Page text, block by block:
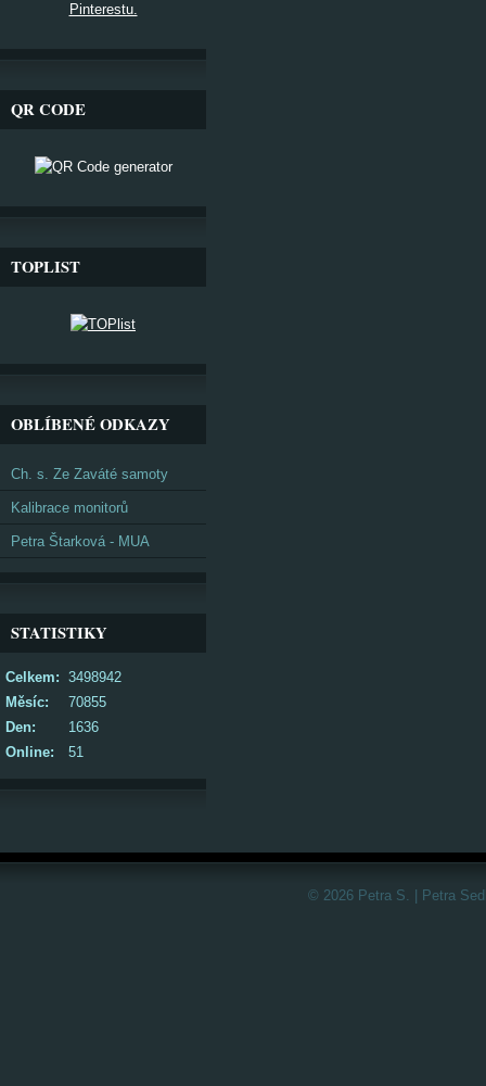
Pinterestu.
QR CODE
TOPLIST
OBLÍBENÉ ODKAZY
Ch. s. Ze Zaváté samoty
Kalibrace monitorů
Petra Štarková - MUA
STATISTIKY
Online: 51
Celkem: 3498942
Měsíc:
70855
Den:
1636
© 2026 Petra S. | Petra